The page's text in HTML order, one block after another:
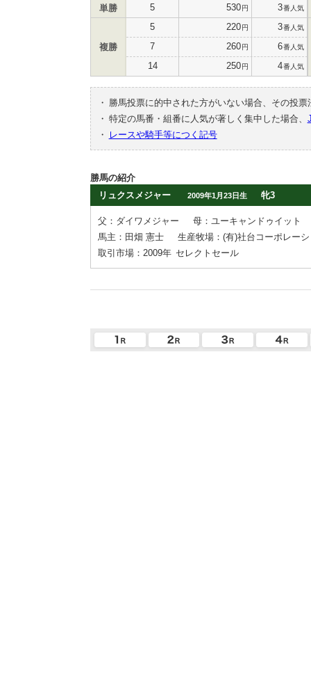
単勝 5 530円 3番人気
複勝
5 220円 3番人気
7 260円 6番人気
14 250円 4番人気
・
勝馬投票に的中された方がいない場合、その投
・ 特定の馬番・組番に人気が著しく集中した場合、
・
レースや騎手等につく記号
勝馬の紹介
リュクスメジャー
2009年1月23日生 牝3
父：ダイワメジャー
母：ユーキャンドゥイット
馬主：田畑 憲士
生産牧場：(有)社台コーポレー
取引市場：2009年 セレクトセール